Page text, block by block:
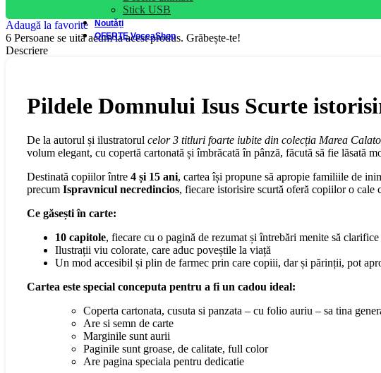
Stick USB
Noutăți
OFERTE VoceaShop
Adaugă la favorite
6 Persoane se uită acum la acest produs. Grăbește-te!
Descriere
Pildele Domnului Isus Scurte
De la autorul și ilustratorul celor 3 titluri foarte iubite din colecția Marea
volum elegant, cu copertă cartonată și îmbrăcată în pânză, făcută să fie lăsată
Destinată copiilor între 4 și 15 ani, cartea își propune să apropie familiile de
precum Ispravnicul necredincios, fiecare istorisire scurtă oferă copiilor o cale
Ce găsești în carte:
10 capitole, fiecare cu o pagină de rezumat și întrebări menite să
Ilustrații viu colorate, care aduc poveștile la viață
Un mod accesibil și plin de farmec prin care copiii, dar și părinții, pot
Cartea este special conceputa pentru a fi un cadou ideal:
Coperta cartonata, cusuta si panzata – cu folio auriu – sa tina
Are si semn de carte
Marginile sunt aurii
Paginile sunt groase, de calitate, full color
Are pagina speciala pentru dedicatie